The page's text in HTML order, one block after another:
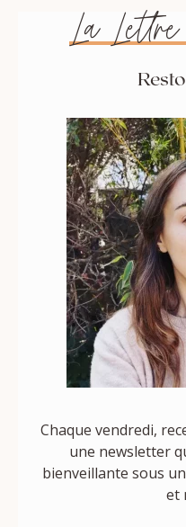
La
Chaque vendredi,
une newsletter
bienveillante sous
et